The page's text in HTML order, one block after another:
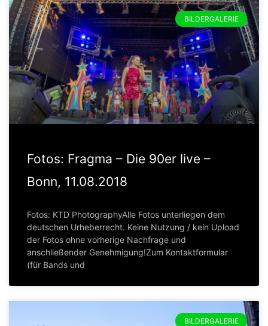
BILDERGALERIE
Fotos: Fragma – Die 90er live –
Bonn, 11.08.2018
Fotos: KTD PhotographyAlle Fotos unterliegen dem
deutschen Urheberrecht. Keine Nutzung / kein Upload
der Fotos ohne vorherige Nachfrage und
anschließender Genehmigung!Zum Kontaktformular
(für Bands und
BILDERGALERIE